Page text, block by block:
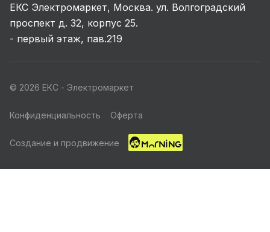
ЕКС Электромаркет, Москва. ул. Волгоградский
проспект д. 32, корпус 25.
- первый этаж, пав.219
© 2026 ЕКС - Электромаркет
Конфиденциальность Оферта
Создание и продвижение